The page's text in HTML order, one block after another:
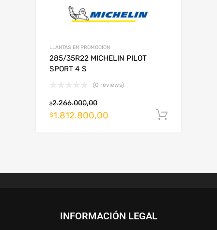
LLANTAS EN PROMOCION
285/35R22 MICHELIN PILOT
SPORT 4 S
(0 reviews)
$2.266.000,00
$1.812.800,00
INFORMACIÓN LEGAL